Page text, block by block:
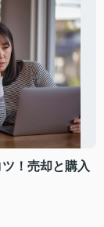
！売却と購入